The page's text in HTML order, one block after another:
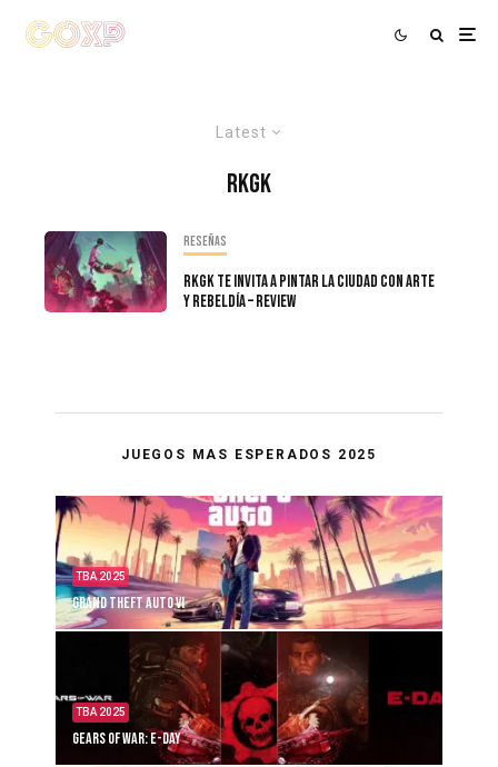
Latest
RKGK
Reseñas
RKGK Te Invita A Pintar La Ciudad Con Arte
y Rebeldía – Review
JUEGOS MAS ESPERADOS 2025
TBA 2025
Grand Theft Auto VI
TBA 2025
Gears of War: E-Day